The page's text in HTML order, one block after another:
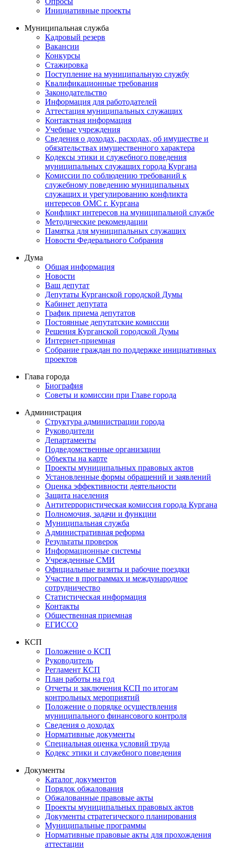
Инициативные проекты
Муниципальная служба
Кадровый резерв
Вакансии
Конкурсы
Стажировка
Поступление на муниципальную службу
Квалификационные требования
Законодательство
Информация для работодателей
Аттестация муниципальных служащих
Контактная информация
Учебные учреждения
Сведения о доходах, расходах, об имуществе и
обязательствах имущественного характера
Кодексы этики и служебного поведения
муниципальных служащих города Кургана
Комиссии по соблюдению требований к
служебному поведению муниципальных
служащих и урегулированию конфликта
интересов ОМС г. Кургана
Конфликт интересов на муниципальной службе
Методические рекомендации
Памятка для муниципальных служащих
Новости Федерального Cобрания
Дума
Общая информация
Новости
Ваш депутат
Депутаты Курганской городской Думы
Кабинет депутата
График приема депутатов
Постоянные депутатские комиссии
Решения Курганской городской Думы
Интернет-приемная
Собрание граждан по поддержке инициативных
проектов
Глава города
Биография
Советы и комиссии при Главе города
Администрация
Структура администрации города
Руководители
Департаменты
Подведомственные организации
Объекты на карте
Проекты муниципальных правовых актов
Установленные формы обращений и заявлений
Оценка эффективности деятельности
Защита населения
Антитеррористическая комиссия города Кургана
Полномочия, задачи и функции
Муниципальная служба
Административная реформа
Результаты проверок
Информационные системы
Учрежденные СМИ
Официальные визиты и рабочие поездки
Участие в программах и международное
сотрудничество
Статистическая информация
Контакты
Общественная приемная
ЕГИССО
КСП
Положение о КСП
Руководитель
Регламент КСП
План работы на год
Отчеты и заключения КСП по итогам
контрольных мероприятий
Положение о порядке осуществления
муниципального финансового контроля
Сведения о доходах
Нормативные документы
Специальная оценка условий труда
Кодекс этики и служебного поведения
Документы
Каталог документов
Порядок обжалования
Обжалованные правовые акты
Проекты муниципальных правовых актов
Документы стратегического планирования
Муниципальные программы
Нормативные правовые акты для прохождения
аттестации